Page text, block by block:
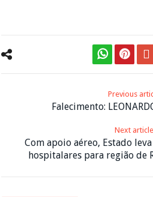
Previous
Falecimento:
Next article
Com apoio aéreo, Estado
hospitalares para região de